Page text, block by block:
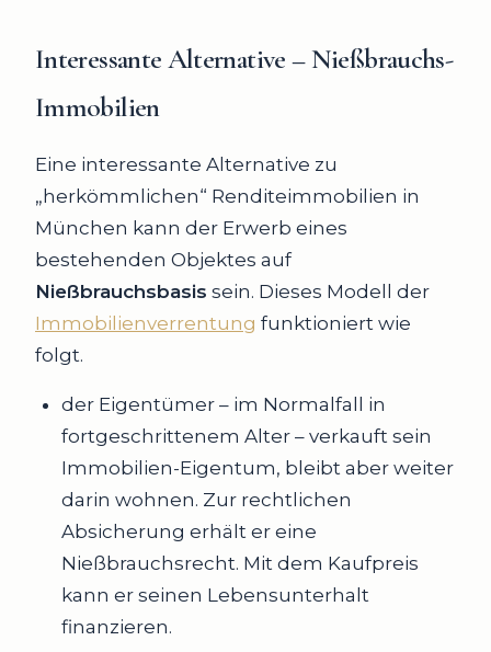
Interessante Alternative – Nießbrauchs-
Immobilien
Eine interessante Alternative zu
„herkömmlichen“ Renditeimmobilien in
München kann der Erwerb eines
bestehenden Objektes auf
Nießbrauchsbasis sein. Dieses Modell der
Immobilienverrentung funktioniert wie
folgt.
der Eigentümer – im Normalfall in
fortgeschrittenem Alter – verkauft sein
Immobilien-Eigentum, bleibt aber weiter
darin wohnen. Zur rechtlichen
Absicherung erhält er eine
Nießbrauchsrecht. Mit dem Kaufpreis
kann er seinen Lebensunterhalt
finanzieren.